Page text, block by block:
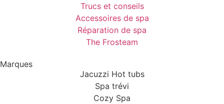
Trucs et conseils
Accessoires de spa
Réparation de spa
The Frosteam
Marques
Jacuzzi Hot tubs
Spa trévi
Cozy Spa